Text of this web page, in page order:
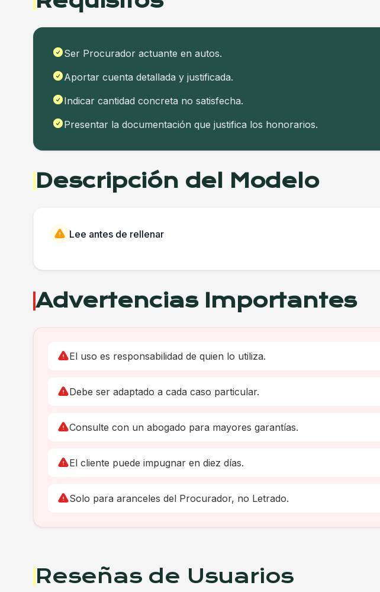
Ser Procurador actuante en autos.
Aportar cuenta detallada y justificada.
Indicar cantidad concreta no satisfecha.
Presentar la documentación que justifica los honorarios.
Descripción del Modelo
Lee antes de rellenar
Advertencias Importantes
El uso es responsabilidad de quien lo utiliza.
Debe ser adaptado a cada caso particular.
Consulte con un abogado para mayores garantías.
El cliente puede impugnar en diez días.
Solo para aranceles del Procurador, no Letrado.
Reseñas de Usuarios